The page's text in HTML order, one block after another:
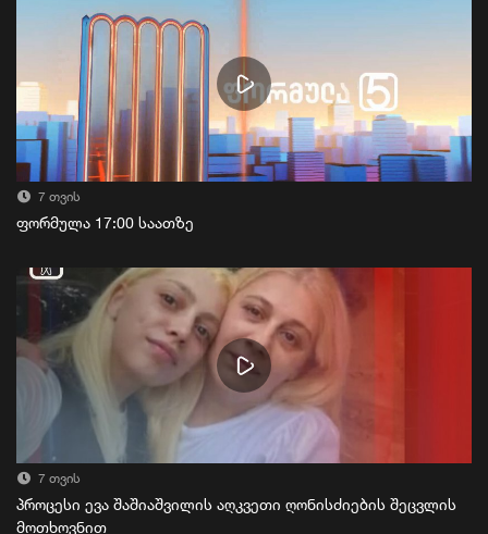
7 თვის
ფორმულა 17:00 საათზე
7 თვის
პროცესი ევა შაშიაშვილის აღკვეთი ღონისძიების შეცვლის
მოთხოვნით